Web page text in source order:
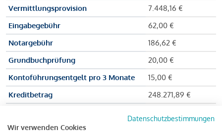
Vermittlungsprovision
7.448,16 €
Eingabegebühr
62,00 €
Notargebühr
186,62 €
Grundbuchprüfung
20,00 €
Kontoführungsentgelt pro 3 Monate
15,00 €
Kreditbetrag
248.271,89 €
Zu zahlender Gesamtbetrag
Datenschutzbestimmungen
Wir verwenden Cookies